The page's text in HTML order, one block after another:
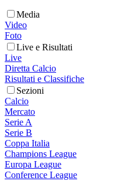
Media
Video
Foto
Live e Risultati
Live
Diretta Calcio
Risultati e Classifiche
Sezioni
Calcio
Mercato
Serie A
Serie B
Coppa Italia
Champions League
Europa League
Conference League